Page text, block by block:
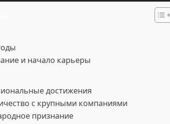
и начало карьеры
достижения
с крупными компаниями
признание